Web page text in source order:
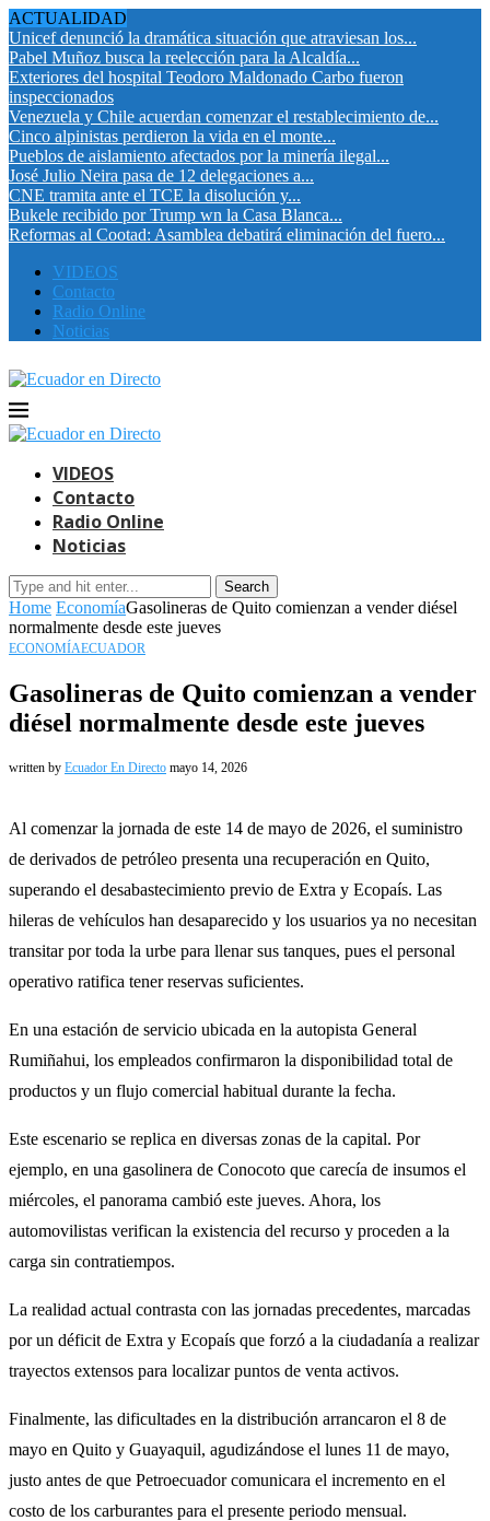
ACTUALIDAD
Unicef denunció la dramática situación que atraviesan los...
Pabel Muñoz busca la reelección para la Alcaldía...
Exteriores del hospital Teodoro Maldonado Carbo fueron
inspeccionados
Venezuela y Chile acuerdan comenzar el restablecimiento de...
Cinco alpinistas perdieron la vida en el monte...
Pueblos de aislamiento afectados por la minería ilegal...
José Julio Neira pasa de 12 delegaciones a...
CNE tramita ante el TCE la disolución y...
Bukele recibido por Trump wn la Casa Blanca...
Reformas al Cootad: Asamblea debatirá eliminación del fuero...
VIDEOS
Contacto
Radio Online
Noticias
VIDEOS
Contacto
Radio Online
Noticias
Search
Home EconomíaGasolineras de Quito comienzan a vender diésel
normalmente desde este jueves
ECONOMÍAECUADOR
Gasolineras de Quito comienzan a vender
diésel normalmente desde este jueves
written by Ecuador En Directo mayo 14, 2026
Al comenzar la jornada de este 14 de mayo de 2026, el suministro
de derivados de petróleo presenta una recuperación en Quito,
superando el desabastecimiento previo de Extra y Ecopaís. Las
hileras de vehículos han desaparecido y los usuarios ya no necesitan
transitar por toda la urbe para llenar sus tanques, pues el personal
operativo ratifica tener reservas suficientes.
En una estación de servicio ubicada en la autopista General
Rumiñahui, los empleados confirmaron la disponibilidad total de
productos y un flujo comercial habitual durante la fecha.
Este escenario se replica en diversas zonas de la capital. Por
ejemplo, en una gasolinera de Conocoto que carecía de insumos el
miércoles, el panorama cambió este jueves. Ahora, los
automovilistas verifican la existencia del recurso y proceden a la
carga sin contratiempos.
La realidad actual contrasta con las jornadas precedentes, marcadas
por un déficit de Extra y Ecopaís que forzó a la ciudadanía a realizar
trayectos extensos para localizar puntos de venta activos.
Finalmente, las dificultades en la distribución arrancaron el 8 de
mayo en Quito y Guayaquil, agudizándose el lunes 11 de mayo,
justo antes de que Petroecuador comunicara el incremento en el
costo de los carburantes para el presente periodo mensual.